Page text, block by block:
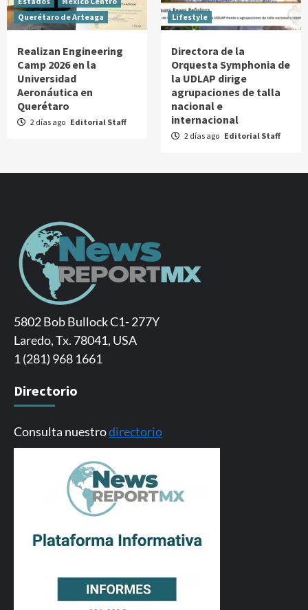
Querétaro de Arteaga
Realizan Engineering
Camp 2026 en la
Universidad
Aeronáutica en
Querétaro
2 días ago Editorial Staff
Lifestyle
Directora de la
Orquesta Symphonia de
la UDLAP dirige
agrupaciones de talla
nacional e
internacional
2 días ago Editorial Staff
5802 Bob Bullock C1- 277Y
Laredo, Tx. 78041, USA
1 (281) 968 1661
Directorio
Consulta nuestrodirectorio